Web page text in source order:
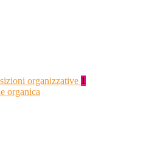
organizzative 1
organica